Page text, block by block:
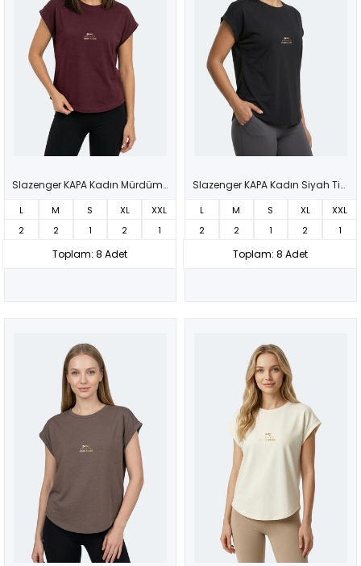
Slazenger KAPA Kadın Mürdüm Tişört
L M S XL
XXL
2
2 1 2 1
Toplam: 8 Adet
Slazenger KAPA Kadın Siyah Tişört
L M S XL
XXL
2
2 1 2 1
Toplam: 8 Adet